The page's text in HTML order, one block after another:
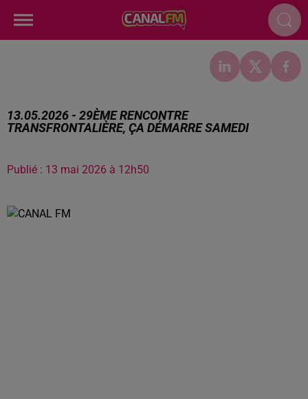
13.05.2026 - 29ÈME RENCONTRE
TRANSFRONTALIÈRE, ÇA DÉMARRE SAMEDI
Publié : 13 mai 2026 à 12h50